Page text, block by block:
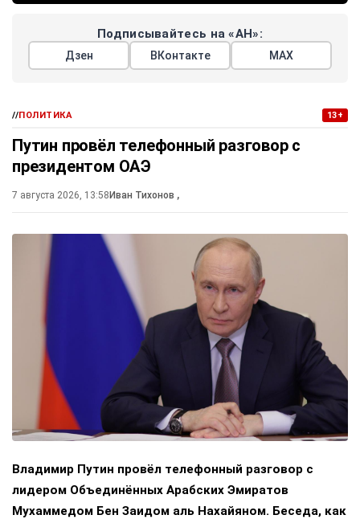
Подписывайтесь на «АН»:
Дзен ВКонтакте МАХ
//ПОЛИТИКА 13+
Путин провёл телефонный разговор с
президентом ОАЭ
7 августа 2026, 13:58 Иван Тихонов ,
Владимир Путин провёл телефонный разговор с
лидером Объединённых Арабских Эмиратов
Мухаммедом Бен Заидом аль Нахайяном. Беседа, как